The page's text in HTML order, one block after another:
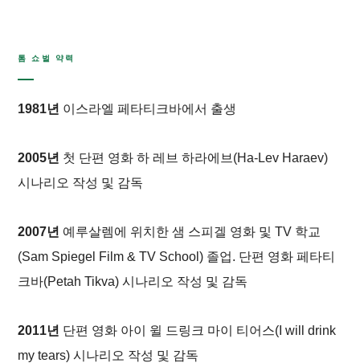
톰 쇼벌 약력
1981년 이스라엘 페타티크바에서 출생
2005년 첫 단편 영화하 레브 하라에브 (Ha-Lev Haraev)
시나리오 작성 및 감독
2007년 예루살렘에 위치한 샘 스피겔 영화 및 TV 학교
(Sam Spiegel Film & TV School) 졸업. 단편 영화페타티
크바(Petah Tikva) 시나리오 작성 및 감독
2011년 단편 영화 아이 윌 드링크 마이 티어스(I will drink
my tears) 시나리오 작성 및 감독